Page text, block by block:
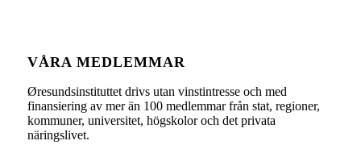
VÅRA MEDLEMMAR
Øresundsinstituttet drivs utan vinst­intresse och med
finansiering av mer än 100 medlemmar från stat, regioner,
kommuner, universitet, högskolor och det privata
näringslivet.